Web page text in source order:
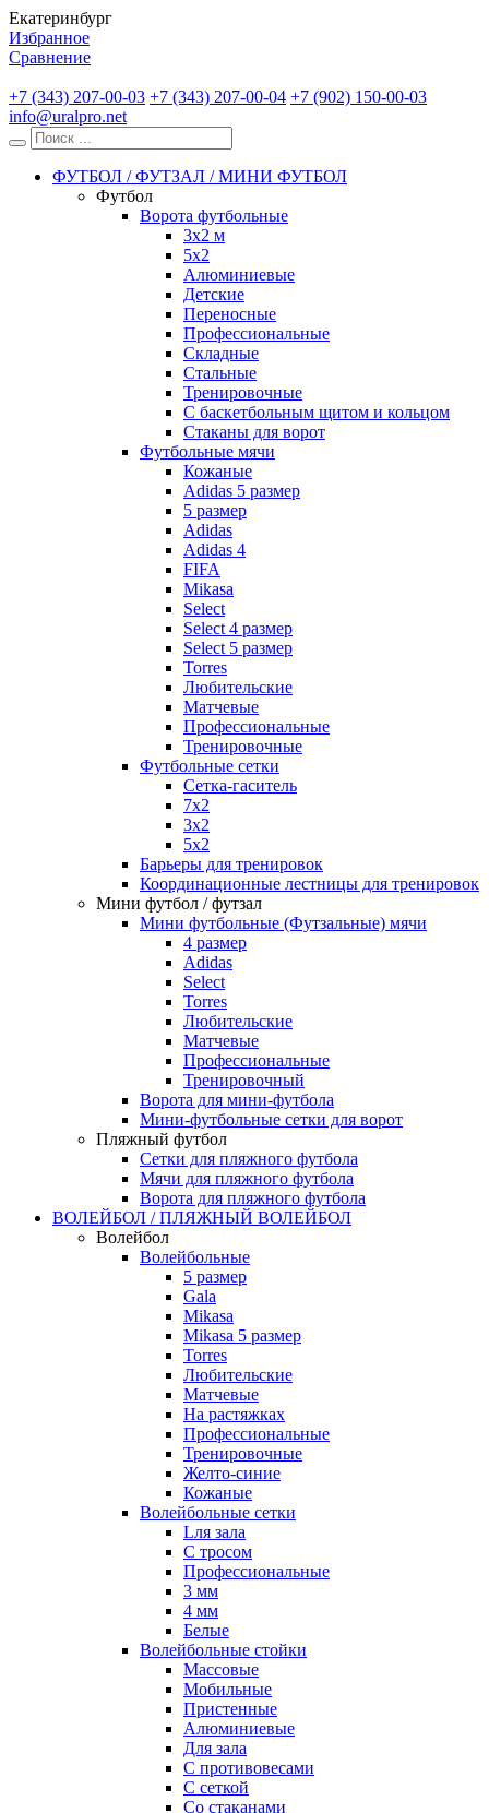
Екатеринбург
Избранное
Сравнение
+7 (343) 207-00-03 +7 (343) 207-00-04 +7 (902) 150-00-03
info@uralpro.net
ФУТБОЛ / ФУТЗАЛ / МИНИ ФУТБОЛ
Футбол
Ворота футбольные
3х2 м
5х2
Алюминиевые
Детские
Переносные
Профессиональные
Складные
Стальные
Тренировочные
С баскетбольным щитом и кольцом
Стаканы для ворот
Футбольные мячи
Кожаные
Adidas 5 размер
5 размер
Adidas
Adidas 4
FIFA
Mikasa
Select
Select 4 размер
Select 5 размер
Torres
Любительские
Матчевые
Профессиональные
Тренировочные
Футбольные сетки
Сетка-гаситель
7x2
3х2
5х2
Барьеры для тренировок
Координационные лестницы для тренировок
Мини футбол / футзал
Мини футбольные (Футзальные) мячи
4 размер
Adidas
Select
Torres
Любительские
Матчевые
Профессиональные
Тренировочный
Ворота для мини-футбола
Мини-футбольные сетки для ворот
Пляжный футбол
Сетки для пляжного футбола
Мячи для пляжного футбола
Ворота для пляжного футбола
ВОЛЕЙБОЛ / ПЛЯЖНЫЙ ВОЛЕЙБОЛ
Волейбол
Волейбольные
5 размер
Gala
Mikasa
Mikasa 5 размер
Torres
Любительские
Матчевые
На растяжках
Профессиональные
Тренировочные
Желто-синие
Кожаные
Волейбольные сетки
Lля зала
C тросом
Профессиональные
3 мм
4 мм
Белые
Волейбольные стойки
Массовые
Мобильные
Пристенные
Алюминиевые
Для зала
С противовесами
С сеткой
Со стаканами